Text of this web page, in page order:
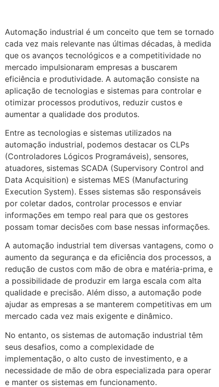
Automação industrial é um conceito que tem se tornado
cada vez mais relevante nas últimas décadas, à medida
que os avanços tecnológicos e a competitividade no
mercado impulsionaram empresas a buscarem
eficiência e produtividade. A automação consiste na
aplicação de tecnologias e sistemas para controlar e
otimizar processos produtivos, reduzir custos e
aumentar a qualidade dos produtos.
Entre as tecnologias e sistemas utilizados na
automação industrial, podemos destacar os CLPs
(Controladores Lógicos Programáveis), sensores,
atuadores, sistemas SCADA (Supervisory Control and
Data Acquisition) e sistemas MES (Manufacturing
Execution System). Esses sistemas são responsáveis
por coletar dados, controlar processos e enviar
informações em tempo real para que os gestores
possam tomar decisões com base nessas informações.
A automação industrial tem diversas vantagens, como o
aumento da segurança e da eficiência dos processos, a
redução de custos com mão de obra e matéria-prima, e
a possibilidade de produzir em larga escala com alta
qualidade e precisão. Além disso, a automação pode
ajudar as empresas a se manterem competitivas em um
mercado cada vez mais exigente e dinâmico.
No entanto, os sistemas de automação industrial têm
seus desafios, como a complexidade de
implementação, o alto custo de investimento, e a
necessidade de mão de obra especializada para operar
e manter os sistemas em funcionamento.